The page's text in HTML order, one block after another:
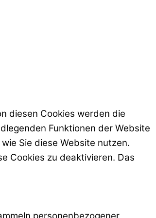
diesen Cookies werden die
Funktionen der Website
Sie diese Website nutzen.
Cookies zu deaktivieren. Das
personenbezogener